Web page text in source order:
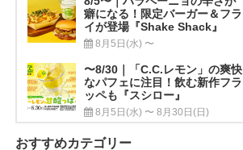
癖になる！限定バーガー＆フラ
イが登場『Shake Shack』
8月5日(水) 〜
〜8/30｜「C.C.レモン」の爽快
なパフェに注目！飲む新作フラ
ッペも『スシロー』
8月5日(水) 〜 8月30日(日)
おすすめカテゴリー